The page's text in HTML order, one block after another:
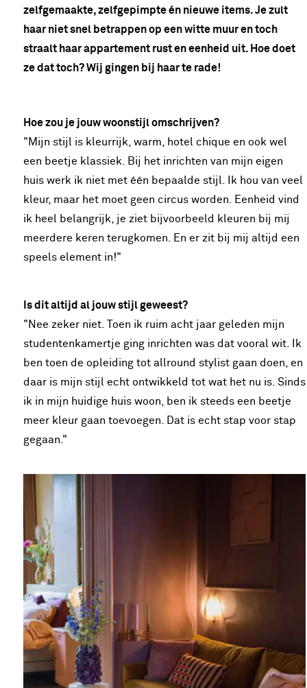
zelfgemaakte, zelfgepimpte én nieuwe items. Je zult
haar niet snel betrappen op een witte muur en toch
straalt haar appartement rust en eenheid uit. Hoe doet
ze dat toch? Wij gingen bij haar te rade!
Hoe zou je jouw woonstijl omschrijven?
"Mijn stijl is kleurrijk, warm, hotel chique en ook wel
een beetje klassiek. Bij het inrichten van mijn eigen
huis werk ik niet met één bepaalde stijl. Ik hou van veel
kleur, maar het moet geen circus worden. Eenheid vind
ik heel belangrijk, je ziet bijvoorbeeld kleuren bij mij
meerdere keren terugkomen. En er zit bij mij altijd een
speels element in!"
Is dit altijd al jouw stijl geweest?
"Nee zeker niet. Toen ik ruim acht jaar geleden mijn
studentenkamertje ging inrichten was dat vooral wit. Ik
ben toen de opleiding tot allround stylist gaan doen, en
daar is mijn stijl echt ontwikkeld tot wat het nu is. Sinds
ik in mijn huidige huis woon, ben ik steeds een beetje
meer kleur gaan toevoegen. Dat is echt stap voor stap
gegaan."